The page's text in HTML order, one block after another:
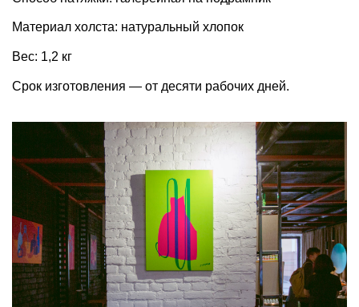
Материал холста: натуральный хлопок
Вес: 1,2 кг
Срок изготовления — от десяти рабочих дней.